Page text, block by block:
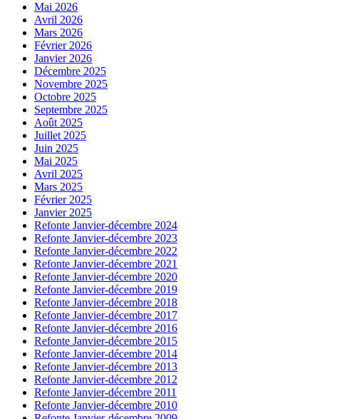
Mai 2026
Avril 2026
Mars 2026
Février 2026
Janvier 2026
Décembre 2025
Novembre 2025
Octobre 2025
Septembre 2025
Août 2025
Juillet 2025
Juin 2025
Mai 2025
Avril 2025
Mars 2025
Février 2025
Janvier 2025
Refonte Janvier-décembre 2024
Refonte Janvier-décembre 2023
Refonte Janvier-décembre 2022
Refonte Janvier-décembre 2021
Refonte Janvier-décembre 2020
Refonte Janvier-décembre 2019
Refonte Janvier-décembre 2018
Refonte Janvier-décembre 2017
Refonte Janvier-décembre 2016
Refonte Janvier-décembre 2015
Refonte Janvier-décembre 2014
Refonte Janvier-décembre 2013
Refonte Janvier-décembre 2012
Refonte Janvier-décembre 2011
Refonte Janvier-décembre 2010